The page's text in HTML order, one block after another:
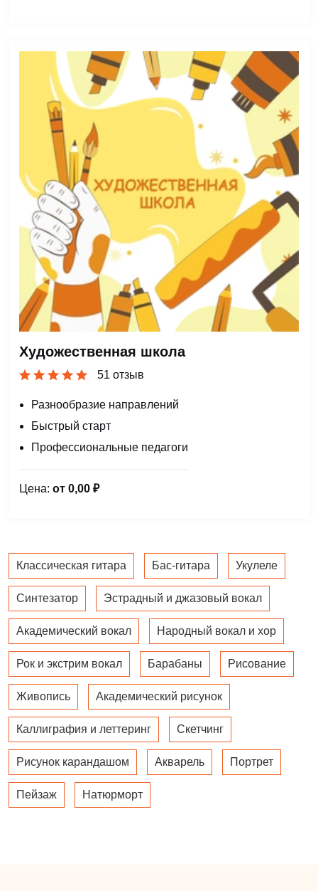
Художественная школа
51 отзыв
Разнообразие направлений
Быстрый старт
Профессиональные педагоги
Цена: от 0,00 ₽
Классическая гитара Бас-гитара Укулеле
Синтезатор Эстрадный и джазовый вокал
Академический вокал Народный вокал и хор
Рок и экстрим вокал Барабаны Рисование
Живопись Академический рисунок
Каллиграфия и леттеринг Скетчинг
Рисунок карандашом Акварель Портрет
Пейзаж Натюрморт